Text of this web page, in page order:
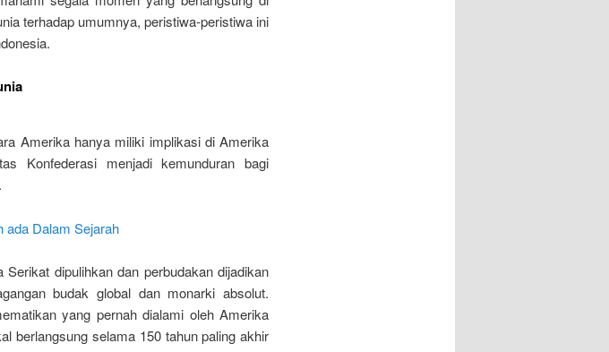
terhadap umumnya, peristiwa-peristiwa ini
Amerika hanya miliki implikasi di Amerika
Konfederasi menjadi kemunduran bagi
ada Dalam Sejarah
dipulihkan dan perbudakan dijadikan
budak global dan monarki absolut.
yang pernah dialami oleh Amerika
berlangsung selama 150 tahun paling akhir